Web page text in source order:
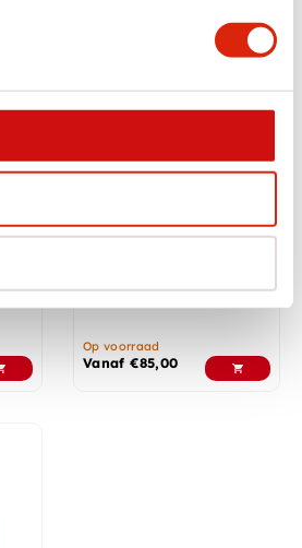
Op voorraad
Vanaf€85,00